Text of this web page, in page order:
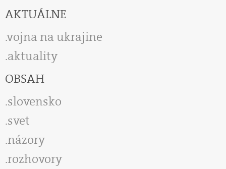
AKTUÁLNE
vojna na ukrajine
aktuality
OBSAH
slovensko
svet
názory
rozhovory